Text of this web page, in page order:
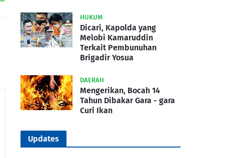
HUKUM
Dicari, Kapolda yang
Melobi Kamaruddin
Terkait Pembunuhan
Brigadir Yosua
DAERAH
Mengerikan, Bocah 14
Tahun Dibakar Gara - gara
Curi Ikan
Updates